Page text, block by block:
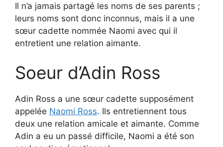
Il n’a jamais partagé les noms de ses parents ;
leurs noms sont donc inconnus, mais il a une
sœur cadette nommée Naomi avec qui il
entretient une relation aimante.
Soeur d’Adin Ross
Adin Ross a une sœur cadette supposément
appelée Naomi Ross. Ils entretiennent tous
deux une relation amicale et aimante. Comme
Adin a eu un passé difficile, Naomi a été son